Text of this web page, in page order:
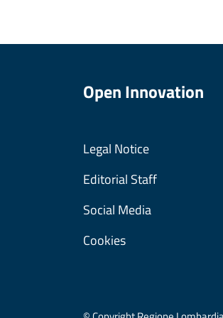
Open Innovation
Legal Notice
Editorial Staff
Social Media
Cookies